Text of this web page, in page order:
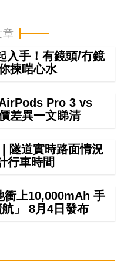
章
入手！有鏡頭/冇鏡
揀啱心水
Pro 3 vs
差異一文睇清
隧道實時路面情況
行車時間
上10,000mAh 手
」 8月4日發布